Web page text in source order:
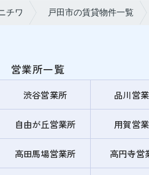
チワ 戸田市の賃貸物件一覧
営業所一覧
渋谷営業所 品川営
自由が丘営業所 用賀営
高田馬場営業所 高円寺営